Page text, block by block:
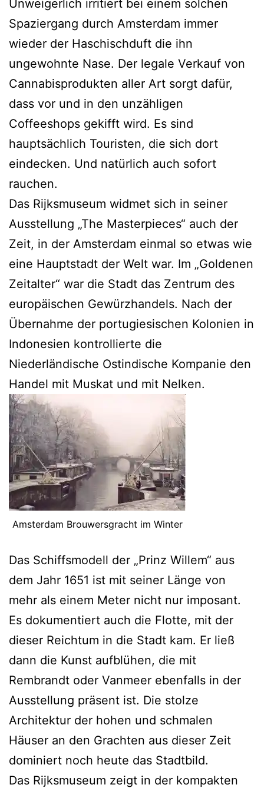
Unweigerlich irritiert bei einem solchen
Spaziergang durch Amsterdam immer
wieder der Haschischduft die ihn
ungewohnte Nase. Der legale Verkauf von
Cannabisprodukten aller Art sorgt dafür,
dass vor und in den unzähligen
Coffeeshops gekifft wird. Es sind
hauptsächlich Touristen, die sich dort
eindecken. Und natürlich auch sofort
rauchen.
Das Rijksmuseum widmet sich in seiner
Ausstellung „The Masterpieces“ auch der
Zeit, in der Amsterdam einmal so etwas wie
eine Hauptstadt der Welt war. Im „Goldenen
Zeitalter“ war die Stadt das Zentrum des
europäischen Gewürzhandels. Nach der
Übernahme der portugiesischen Kolonien in
Indonesien kontrollierte die
Niederländische Ostindische Kompanie den
Handel mit Muskat und mit Nelken.
Amsterdam Brouwersgracht im Winter
Das Schiffsmodell der „Prinz Willem“ aus
dem Jahr 1651 ist mit seiner Länge von
mehr als einem Meter nicht nur imposant.
Es dokumentiert auch die Flotte, mit der
dieser Reichtum in die Stadt kam. Er ließ
dann die Kunst aufblühen, die mit
Rembrandt oder Vanmeer ebenfalls in der
Ausstellung präsent ist. Die stolze
Architektur der hohen und schmalen
Häuser an den Grachten aus dieser Zeit
dominiert noch heute das Stadtbild.
Das Rijksmuseum zeigt in der kompakten